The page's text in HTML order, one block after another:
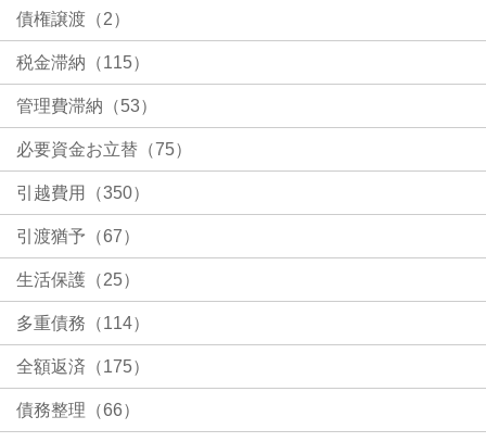
債権譲渡（2）
税金滞納（115）
管理費滞納（53）
必要資金お立替（75）
引越費用（350）
引渡猶予（67）
生活保護（25）
多重債務（114）
全額返済（175）
債務整理（66）